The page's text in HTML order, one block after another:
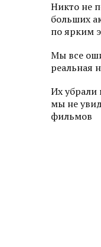
Никто не
больших
по ярким
Мы все
реальная
Их убрали
мы не
фильмов